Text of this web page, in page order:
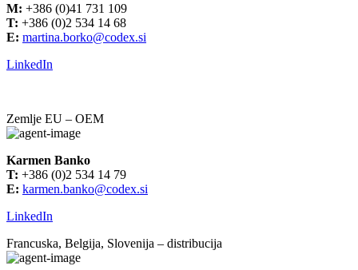
M: +386 (0)41 731 109
T: +386 (0)2 534 14 68
E: martina.borko@codex.si
LinkedIn
Zemlje EU – OEM
Karmen Banko
T: +386 (0)2 534 14 79
E: karmen.banko@codex.si
LinkedIn
Francuska, Belgija, Slovenija – distribucija